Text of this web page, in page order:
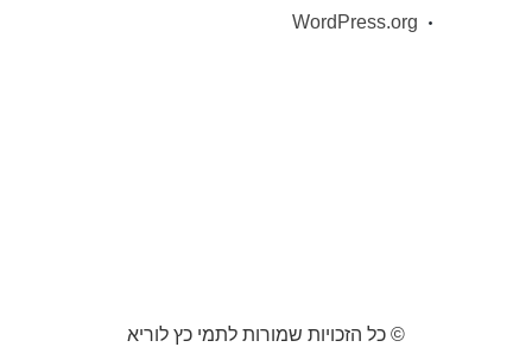
WordPress.org
© כל הזכויות שמורות לתמי כץ לוריא